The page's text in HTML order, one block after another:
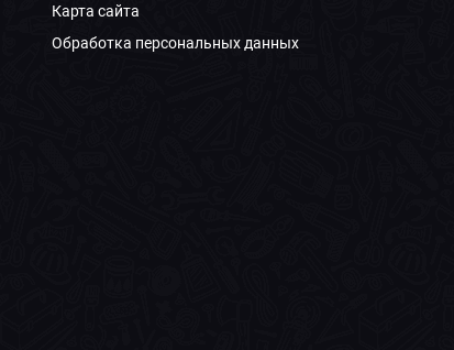
Карта сайта
Обработка персональных данных